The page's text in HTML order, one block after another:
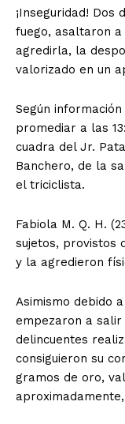
¡Inseguridad! Dos
fuego, asaltaron a
agredirla, la
valorizado en un
Según
promediar a las
cuadra del Jr.
Banchero, de la
el triciclista.
Fabiola M. Q. H.
sujetos, provistos
y la agredieron
Asimismo debido
empezaron a
delincuentes
consiguieron su
gramos de oro,